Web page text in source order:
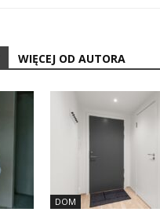
WIĘCEJ OD AUTORA
DOM